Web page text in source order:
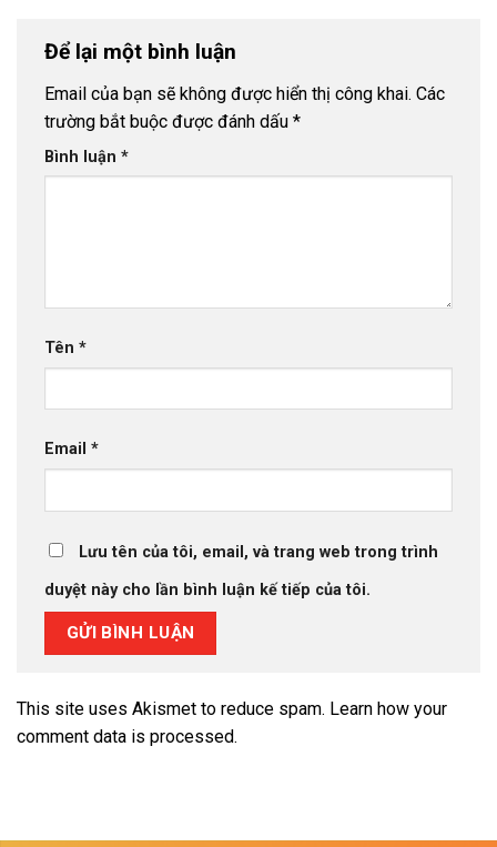
Để lại một bình luận
Email của bạn sẽ không được hiển thị công khai. Các
trường bắt buộc được đánh dấu *
Bình luận *
Tên *
Email *
Lưu tên của tôi, email, và trang web trong trình
duyệt này cho lần bình luận kế tiếp của tôi.
This site uses Akismet to reduce spam. Learn how your
comment data is processed.